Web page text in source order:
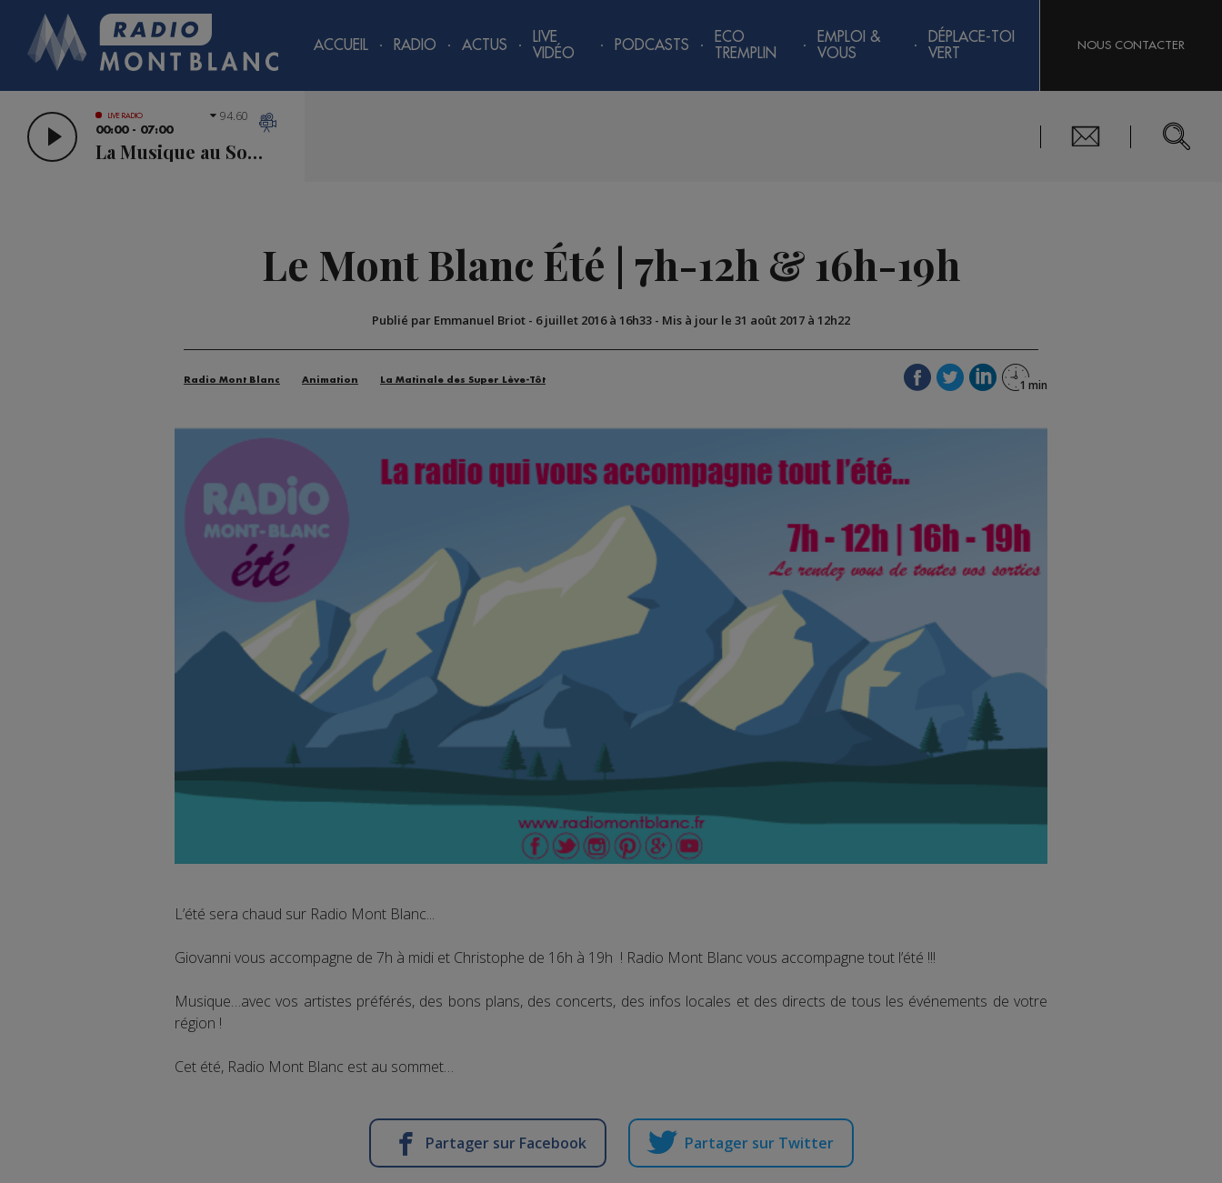
ACCUEIL RADIO ACTUS
LIVE
VIDÉO
PODCASTS
ECO
TREMPLIN
EMPLOI &
VOUS
DÉPLACE-TOI
VERT
NOUS CONTACTER
LIVE RADIO
00:00 - 07:00
La Musique au Sommet
94.60
Le Mont Blanc Été | 7h-12h & 16h-19h
Publié par Emmanuel Briot - 6 juillet 2016 à 16h33 - Mis à jour le 31 août 2017 à 12h22
Radio Mont Blanc Animation La Matinale des Super Lève-Tôt
L’été sera chaud sur Radio Mont Blanc...
Giovanni vous accompagne de 7h à midi et Christophe de 16h à 19h ! Radio Mont Blanc vous accompagne tout l’été !!!
Musique…avec vos artistes préférés, des bons plans, des concerts, des infos locales et des directs de tous les événements de votre
région !
Cet été, Radio Mont Blanc est au sommet…
Partager sur Facebook Partager sur Twitter